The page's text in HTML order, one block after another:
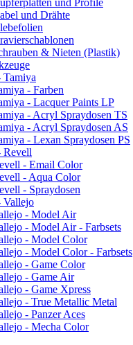
und Profile
und Drähte
& Nieten (Plastik)
Tamiya
- Farben
- Lacquer Paints LP
- Acryl Spraydosen TS
- Acryl Spraydosen AS
- Lexan Spraydosen PS
Revell
- Email Color
- Aqua Color
- Spraydosen
Vallejo
- Model Air
- Model Air - Farbsets
- Model Color
- Model Color - Farbsets
- Game Color
- Game Air
- Game Xpress
- True Metallic Metal
- Panzer Aces
- Mecha Color